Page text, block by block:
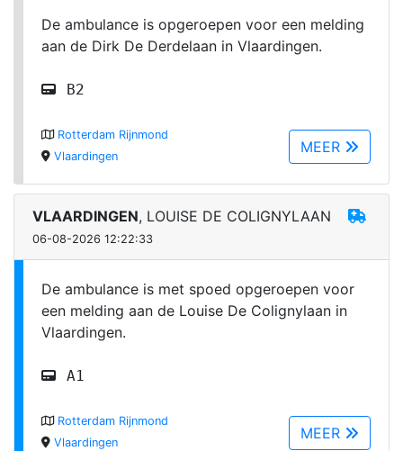
De ambulance is opgeroepen voor een melding
aan de Dirk De Derdelaan in Vlaardingen.
B2
MEER
Rotterdam Rijnmond
Vlaardingen
VLAARDINGEN, LOUISE DE COLIGNYLAAN
06-08-2026 12:22:33
De ambulance is met spoed opgeroepen voor
een melding aan de Louise De Colignylaan in
Vlaardingen.
A1
MEER
Rotterdam Rijnmond
Vlaardingen